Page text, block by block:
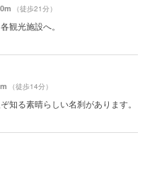
（徒歩21分）
観光施設へ。
（徒歩14分）
知る素晴らしい名刹があります。